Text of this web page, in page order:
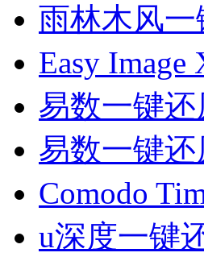
雨林木风
Easy
易数一键还
易数一键
Comodo
u深度一键